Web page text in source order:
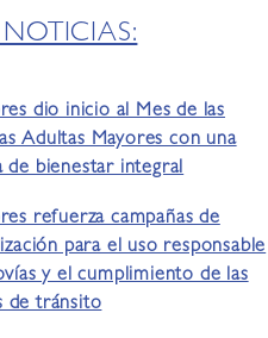
dio inicio al Mes de las
Adultas Mayores con una
de bienestar integral
refuerza campañas de
para el uso responsable
y el cumplimiento de las
de tránsito